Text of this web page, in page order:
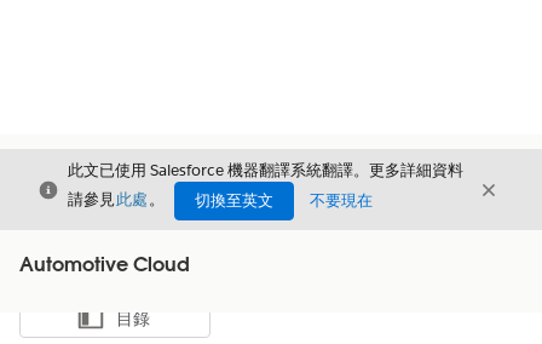
結束
此文已使用 Salesforce 機器翻譯系統翻譯。更多詳細資料
請參見此處。 切換至英文 不要現在 結束
Automotive Cloud
顯示目錄
目錄